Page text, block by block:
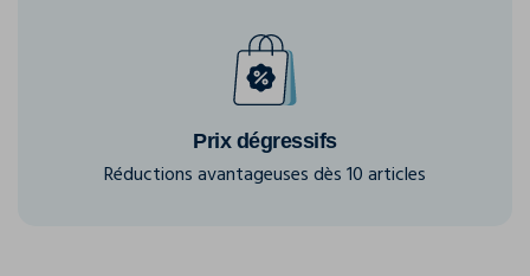
Prix dégressifs
Réductions avantageuses dès 10 articles